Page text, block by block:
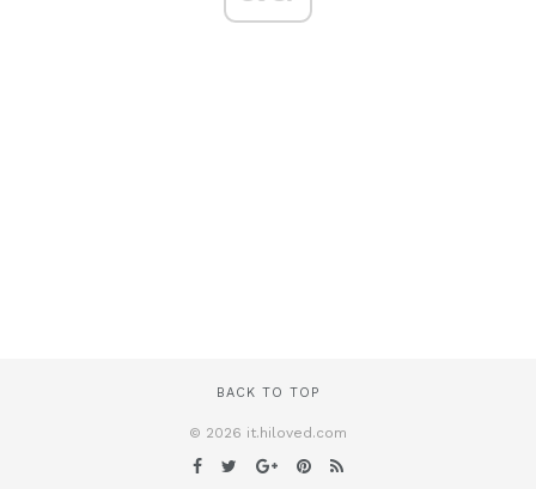
BACK TO TOP
© 2026 it.hiloved.com